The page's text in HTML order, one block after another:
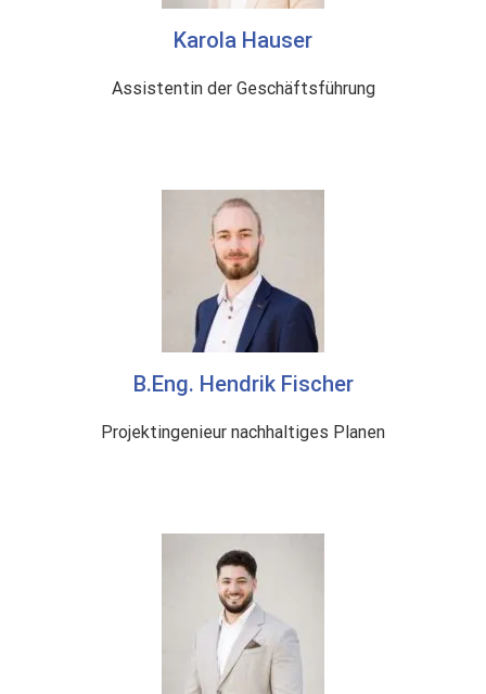
Karola Hauser
Assistentin der Geschäftsführung
B.Eng. Hendrik Fischer
Projektingenieur nachhaltiges Planen